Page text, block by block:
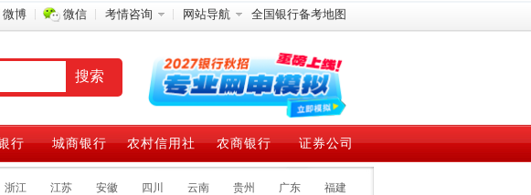
微博 微信 考情咨询 网站导航 全国银行备考地图
行 城商银行 农村信用社 农商银行 证券公司
浙江 江苏 安徽 四川 云南 贵州 广东
福建